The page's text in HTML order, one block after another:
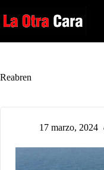
al
contenido
Reabren
17 marzo, 2024